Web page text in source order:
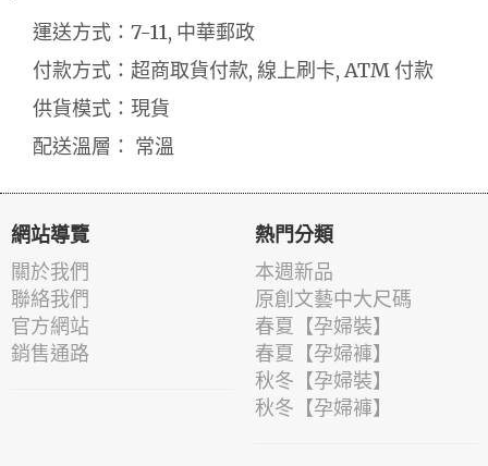
運送方式：7-11, 中華郵政
付款方式：超商取貨付款, 線上刷卡, ATM 付款
供貨模式：現貨
配送溫層： 常溫
網站導覽
關於我們
聯絡我們
官方網站
銷售通路
熱門分類
本週新品
原創文藝中大尺碼
春夏【孕婦裝】
春夏【孕婦褲】
秋冬【孕婦裝】
秋冬【孕婦褲】